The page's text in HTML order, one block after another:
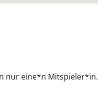
nur eine*n Mitspieler*in.